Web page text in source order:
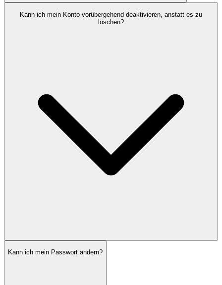
Kann ich mein Konto vorübergehend deaktivieren, anstatt es zu
löschen?
Kann ich mein Passwort ändern?